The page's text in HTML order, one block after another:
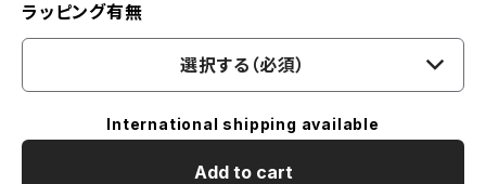
ラッピング有無
選択する（必須）
International shipping available
Add to cart